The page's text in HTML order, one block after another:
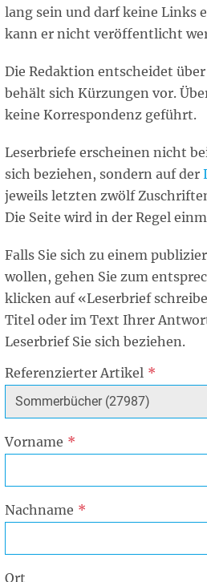
lang sein und darf keine Links
kann er nicht veröffentlicht
Die Redaktion entscheidet
behält sich Kürzungen vor.
keine Korrespondenz geführt.
Leserbriefe erscheinen nicht
sich beziehen, sondern auf der
jeweils letzten zwölf
Die Seite wird in der Regel
Falls Sie sich zu einem
wollen, gehen Sie zum
klicken auf «Leserbrief
Titel oder im Text Ihrer
Leserbrief Sie sich beziehen.
Referenzierter Artikel
Vorname
Nachname
Ort